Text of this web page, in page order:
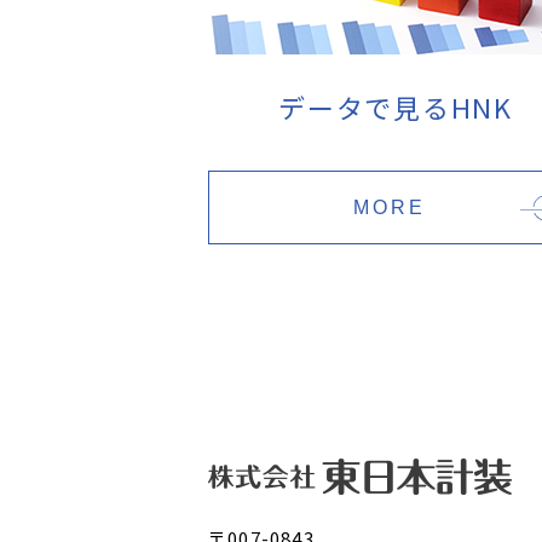
データで見るHNK
MORE